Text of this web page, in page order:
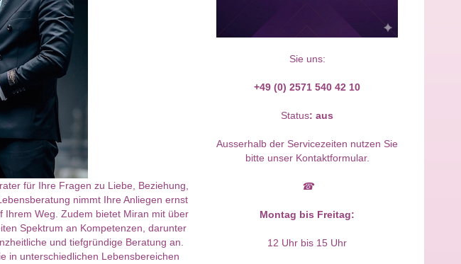
für Ihre Fragen zu Liebe, Beziehung,
nimmt Ihre Anliegen ernst
Ihrem Weg. Zudem bietet Miran mit über
Spektrum an Kompetenzen, darunter
und tiefgründige Beratung an.
in unterschiedlichen Lebensbereichen
Sie uns:
+49 (0) 2571 540 42 10
Status: aus
Ausserhalb der Servicezeiten nutzen Sie
bitte unser Kontaktformular.
☎
Montag bis Freitag:
12 Uhr bis 15 Uhr